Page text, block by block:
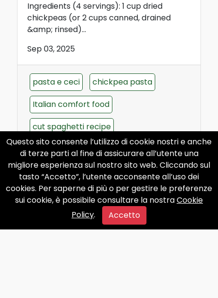
Questo sito consente l’utilizzo di cookie nostri e anche
di terze parti al fine di assicurare all’utente una
migliore esperienza sul nostro sito web. Cliccando sul
tasto “Accetto”, l’utente acconsente all’uso dei
cookies. Per saperne di più o per gestire le preferenze
sui cookie, è possibile consultare la nostraCookie
Policy. Accetto
Ingredients (4 servings): 1 cup dried
chickpeas (or 2 cups canned, drained
&amp; rinsed)...
Sep 03, 2025
pasta e ceci
chickpea pasta
Italian comfort food
cut spaghetti recipe
food porn pasta
rustic Italian recipe
pasta with chickpeas